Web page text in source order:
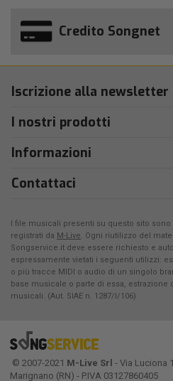
Credito Songnet
Iscrizione alla newsletter
I nostri prodotti
Informazioni
Contattaci
I file musicali presenti su questo sito
registrati da M-Live. Ogni riutilizzo del
Songservice.it deve essere richiesto e
espressamente vietati i seguenti utilizzi:
o più tracce MIDI o audio di un singolo
base musicale o parte di essa,
musicali. (Aut. SIAE n. 1287/I/106)
© 2007-2021 M-Live Srl - Via Luciona
Marignano (RN) - P.IVA 03127860405